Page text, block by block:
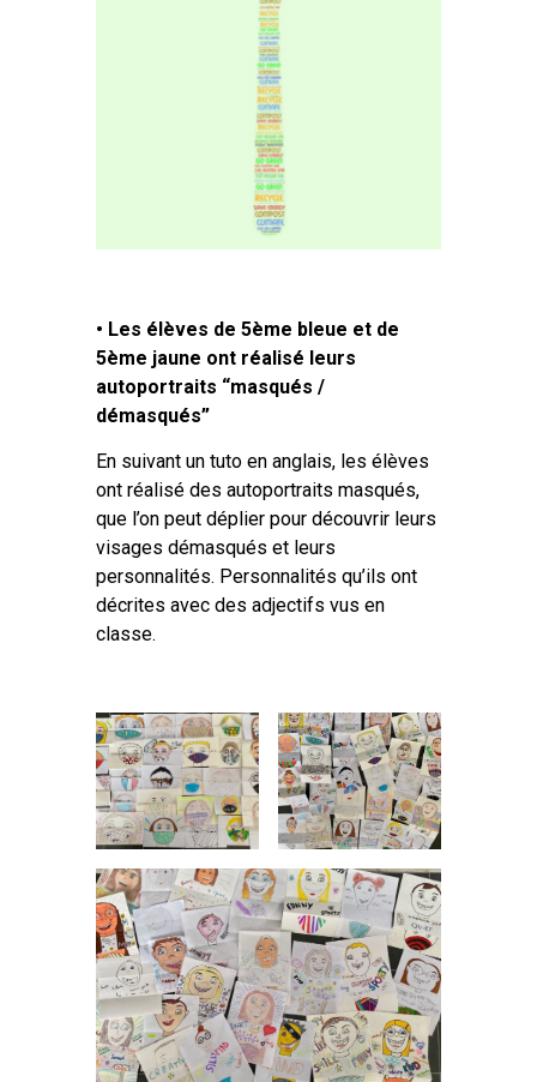
• Les élèves de 5ème bleue et de
5ème jaune ont réalisé leurs
autoportraits “masqués /
démasqués”
En suivant un tuto en anglais, les élèves
ont réalisé des autoportraits masqués,
que l’on peut déplier pour découvrir leurs
visages démasqués et leurs
personnalités. Personnalités qu’ils ont
décrites avec des adjectifs vus en
classe.